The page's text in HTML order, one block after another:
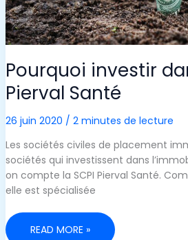
Pourquoi investir
Pierval Santé
26 juin 2020 / 2 minutes de lecture
Les sociétés civiles de placement
sociétés qui investissent dans
on compte la SCPI Pierval Santé.
elle est spécialisée
POURQUOI
READ MORE »